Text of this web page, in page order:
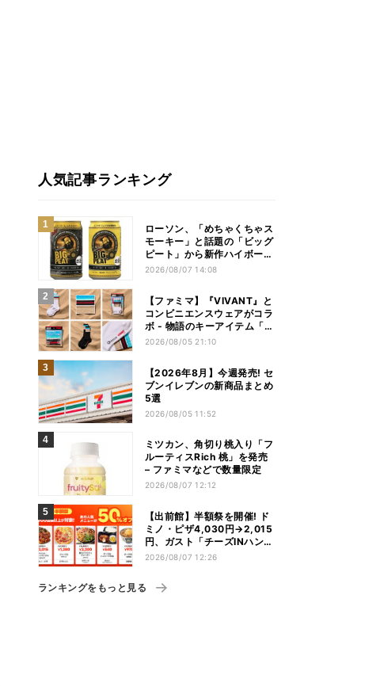
人気記事ランキング
ローソン、「めちゃくちゃス
モーキー」と話題の「ビッグ
ピート」から新作ハイボール
缶＆ミニボトル発売
2026/08/07 14:08
【ファミマ】『VIVANT』と
コンビニエンスウェアがコラ
ボ - 物語のキーアイテム「別
班饅頭」も発売
2026/08/05 21:10
【2026年8月】今週発売! セ
ブンイレブンの新商品まとめ
5選
2026/08/05 11:52
ミツカン、角切り桃入り「フ
ルーティスRich 桃」を発売
– ファミマなどで数量限定
2026/08/07 12:12
【出前館】半額祭を開催! ド
ミノ・ピザ4,030円→2,015
円、ガスト「チーズINハンバ
ーグ」1,090円→540円...最
2026/08/07 12:26
ランキングをもっと見る